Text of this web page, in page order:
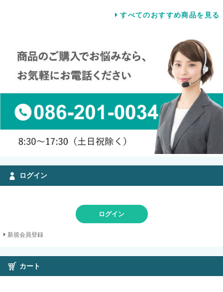
すべてのおすすめ商品を見る
ログイン
ログイン
新規会員登録
カート